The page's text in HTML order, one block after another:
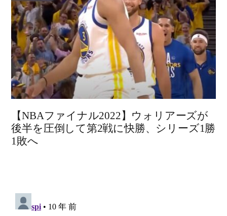
【NBAファイナル2022】ウォリアーズが
後半を圧倒して第2戦に快勝、シリーズ1勝
1敗へ